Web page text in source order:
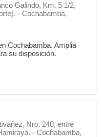
Galindo, Km. 5 1/2,
- Cochabamba,
Cochabamba. Amplia
su disposición.
Nro. 240, entre
- Cochabamba,